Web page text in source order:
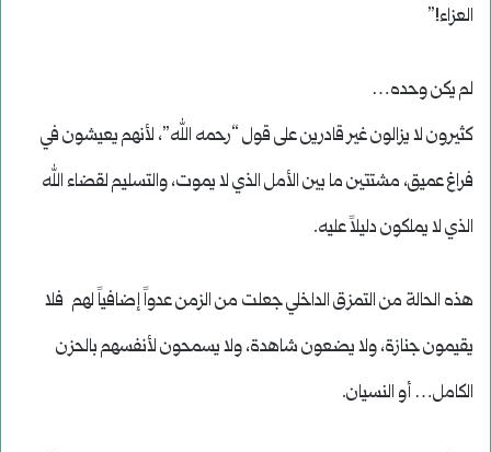
العزاء!”
لم يكن وحده…
كثيرون لا يزالون غير قادرين على قول “رحمه الله”، لأنهم يعيشون في
فراغ عميق، مشتتين ما بين الأمل الذي لا يموت، والتسليم لقضاء الله
الذي لا يملكون دليلاً عليه.
هذه الحالة من التمزق الداخلي جعلت من الزمن عدواً إضافياً لهم فلا
يقيمون جنازة، ولا يضعون شاهدة، ولا يسمحون لأنفسهم بالحزن
الكامل… أو النسيان.